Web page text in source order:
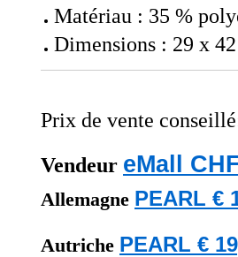
Matériau : 35 %
Dimensions : 29 x
Prix de vente
Vendeur eMall
Allemagne PEARL €
Autriche PEARL €